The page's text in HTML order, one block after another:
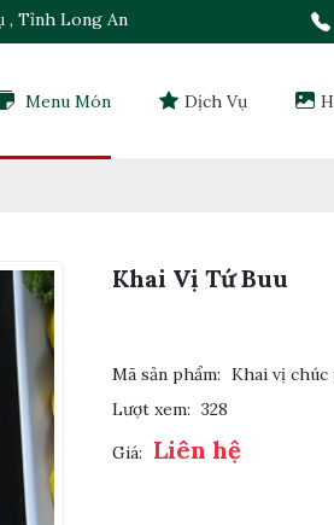
, Tỉnh Long An
Menu Món Dịch Vụ
Khai Vị Tứ Buu
Mã sản phẩm: Khai vị chúc
Lượt xem: 328
Giá:
Liên hệ